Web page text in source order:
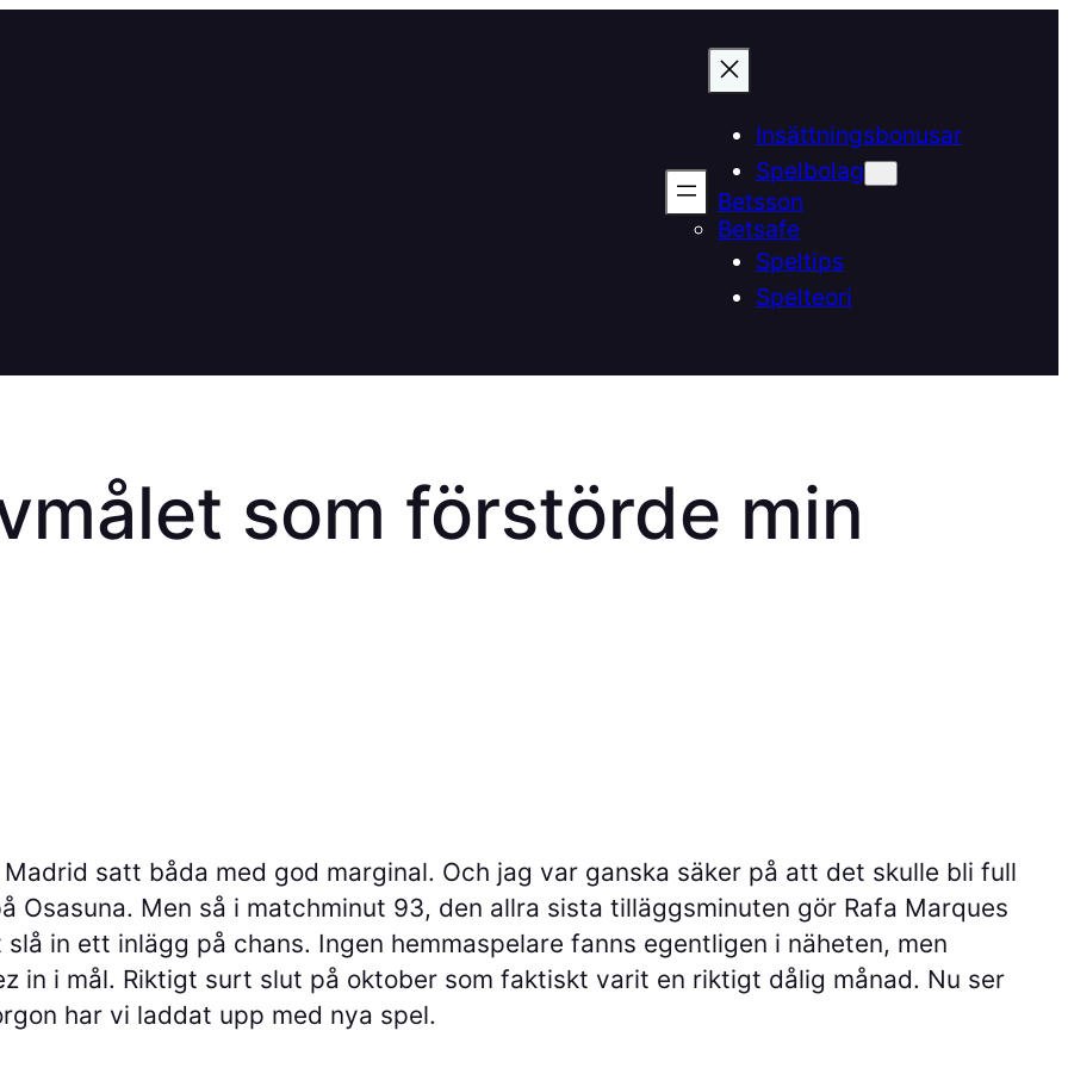
Insättningsbonusar
Spelbolag
Betsson
Betsafe
Speltips
Spelteori
som förstörde min
satt båda med god marginal. Och jag var ganska säker på att det skulle bli full
Osasuna. Men så i matchminut 93, den allra sista tilläggsminuten gör Rafa Marques
in ett inlägg på chans. Ingen hemmaspelare fanns egentligen i näheten, men
in i mål. Riktigt surt slut på oktober som faktiskt varit en riktigt dålig månad. Nu ser
har vi laddat upp med nya spel.